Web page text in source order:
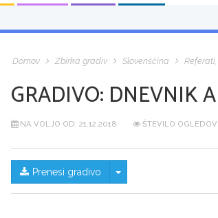
Domov Zbirka gradiv Slovenščina
GRADIVO: DNEVNIK
NA VOLJO OD: 21.12.2018 ŠTEVILO
Prenesi gradivo Skrij/prikaži meni